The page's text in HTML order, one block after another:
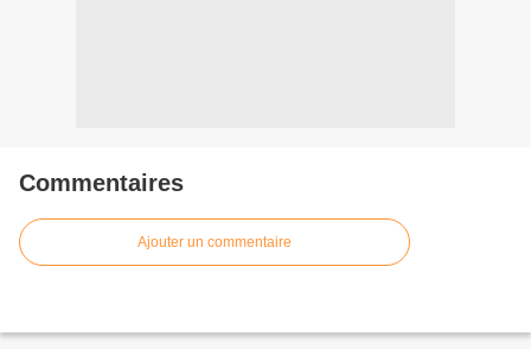
Commentaires
Ajouter un commentaire